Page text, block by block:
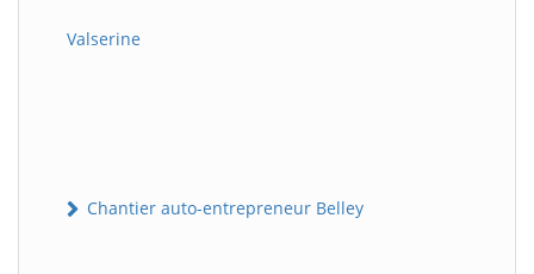
Valserine
Chantier auto-entrepreneur Belley